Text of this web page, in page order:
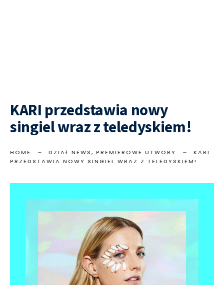
KARI przedstawia nowy
singiel wraz z teledyskiem!
HOME DZIAŁ NEWS, PREMIEROWE UTWORY
KARI
PRZEDSTAWIA NOWY SINGIEL WRAZ Z TELEDYSKIEM!